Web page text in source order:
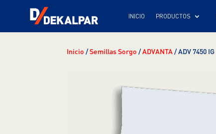
INICIO
Inicio /Semillas Sorgo /ADVANTA/ ADV 7450 IG